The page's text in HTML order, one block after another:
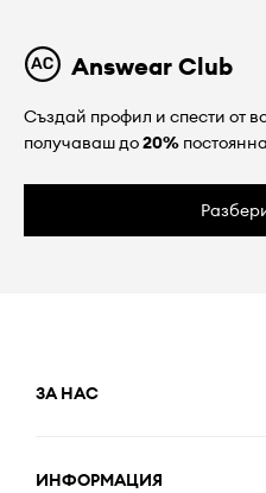
Answear Club
Създай профил и спести от
получаваш до20%
ЗА НАС
ИНФОРМАЦИЯ